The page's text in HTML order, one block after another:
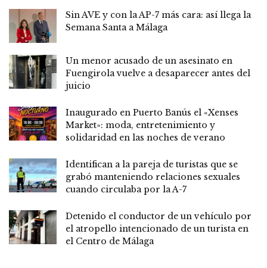
Sin AVE y con la AP-7 más cara: así llega la
Semana Santa a Málaga
Un menor acusado de un asesinato en
Fuengirola vuelve a desaparecer antes del
juicio
Inaugurado en Puerto Banús el «Xenses
Market»: moda, entretenimiento y
solidaridad en las noches de verano
Identifican a la pareja de turistas que se
grabó manteniendo relaciones sexuales
cuando circulaba por la A-7
Detenido el conductor de un vehículo por
el atropello intencionado de un turista en
el Centro de Málaga